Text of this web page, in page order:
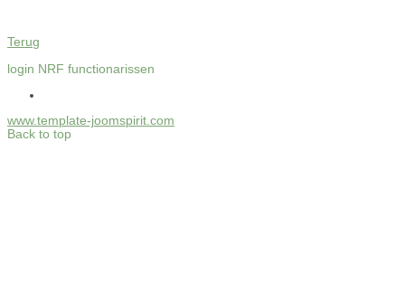
Terug
login NRF functionarissen
www.template-joomspirit.com
Back to top